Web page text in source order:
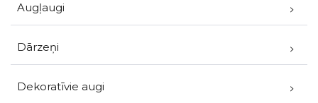
Augļaugi
Dārzeņi
Dekoratīvie augi